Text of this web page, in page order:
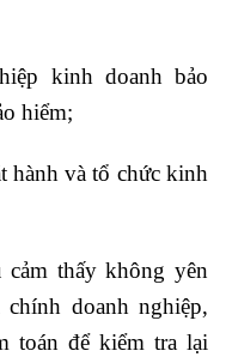
kinh doanh bảo
hiểm;
hành và tổ chức kinh
cảm thấy không yên
doanh nghiệp,
toán để kiểm tra lại